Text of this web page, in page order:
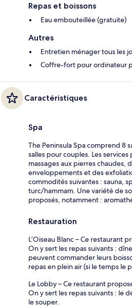
Repas et boissons
Eau embouteillée (gratuite)
Autres
Entretien ménager tous les
Coffre-fort pour ordinateur
Caractéristiques
Spa
The Peninsula Spa comprend 8
salles pour couples. Les
massages aux pierres chaudes,
enveloppements et des
commodités suivantes : sauna,
turc/hammam. Une variété de
proposés, notamment :
Restauration
L’Oiseau Blanc – Ce restaurant
On y sert les repas suivants :
peuvent commander leurs
repas en plein air (si le temps le
Le Lobby – Ce restaurant
On y sert les repas suivants : le
le souper.